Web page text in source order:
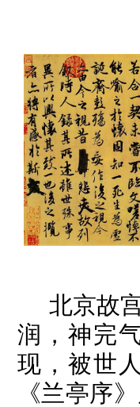
北京故
润，神完
现，被世
《兰亭序